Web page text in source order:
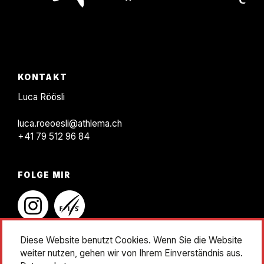
F
o
t
KONTAKT
Luca Röösli
luca.roeoesli@athlema.ch
+41 79 512 96 84
FOLGE MIR
instagramlinkedin
Impressum Datenschutz
Diese Website benutzt Cookies. Wenn Sie die Website
weiter nutzen, gehen wir von Ihrem Einverständnis aus.